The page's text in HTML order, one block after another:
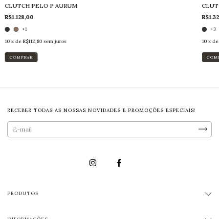
CLUTCH PELO P AURUM
R$1.128,00
+1
10 x de R$112,80 sem juros
COMPRAR
+3
10 x
RECEBER TODAS AS NOSSAS NOVIDADES E PROMOÇÕES ESPECIAIS!
PRODUTOS